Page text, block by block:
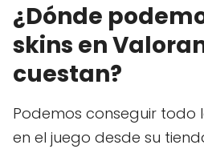
¿Dónde
skins en
cuestan?
Podemos conseguir todo
en el juego desde su